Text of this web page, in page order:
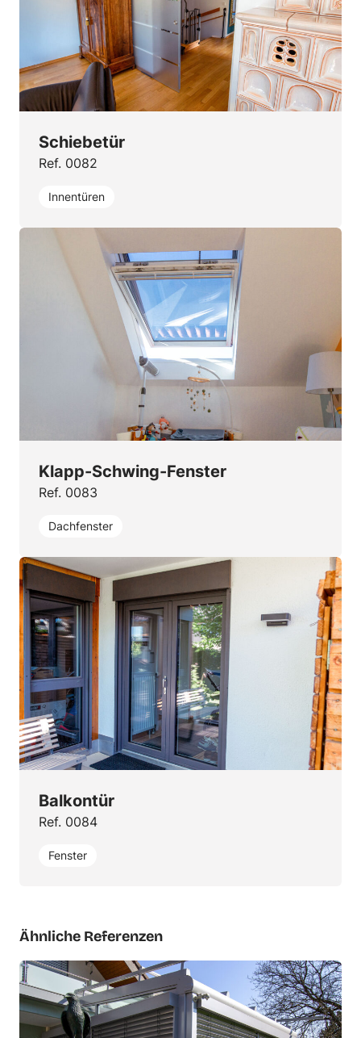
Schiebetür
Ref. 0082
Innentüren
Klapp-Schwing-Fenster
Ref. 0083
Dachfenster
Balkontür
Ref. 0084
Fenster
Ähnliche Referenzen